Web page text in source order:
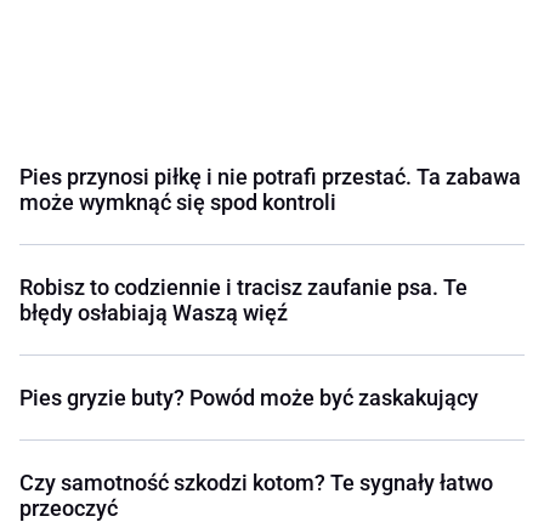
Pies przynosi piłkę i nie potrafi przestać. Ta zabawa
może wymknąć się spod kontroli
Robisz to codziennie i tracisz zaufanie psa. Te
błędy osłabiają Waszą więź
Pies gryzie buty? Powód może być zaskakujący
Czy samotność szkodzi kotom? Te sygnały łatwo
przeoczyć